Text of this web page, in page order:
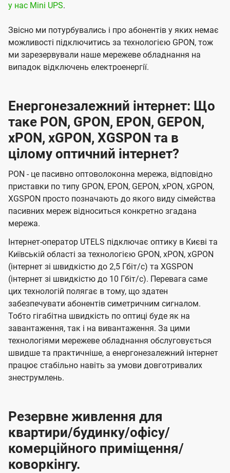
у нас Mini UPS.
Звісно ми потурбувались і про абонентів у яких немає
можливості підключитись за технологією GPON, тож
ми зарезервували наше мережеве обладнання на
випадок відключень електроенергії.
Енергонезалежний інтернет: Що
таке PON, GPON, EPON, GEPON,
xPON, xGPON, XGSPON та в
цілому оптичний інтернет?
PON - це пасивно оптоволоконна мережа, відповідно
приставки по типу GPON, EPON, GEPON, xPON, xGPON,
XGSPON просто позначають до якого виду сімейства
пасивних мереж відноситься конкретно згадана
мережа.
Інтернет-оператор UTELS підключає оптику в Києві та
Київській області за технологією GPON, xPON, xGPON
(інтернет зі швидкістю до 2,5 Гбіт/с) та XGSPON
(інтернет зі швидкістю до 10 Гбіт/с). Перевага саме
цих технологій полягає в тому, що здатен
забезпечувати абонентів симетричним сигналом.
Тобто гігабітна швидкість по оптиці буде як на
завантаження, так і на вивантаження. За цими
технологіями мережеве обладнання обслуговується
швидше та практичніше, а енергонезалежний інтернет
працює стабільно навіть за умови довготривалих
знеструмлень.
Резервне живлення для
квартири/будинку/офісу/
комерційного приміщення/
коворкінгу.